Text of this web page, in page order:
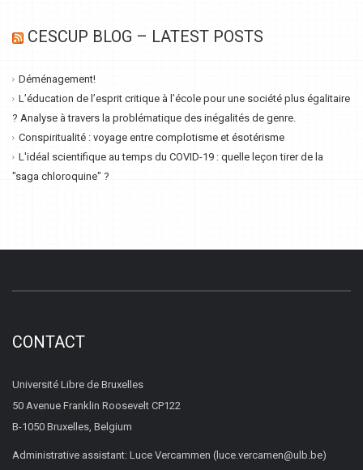
CESCUP BLOG – LATEST POSTS
Déménagement!
L’éducation de l’esprit critique à l’école pour une société plus égalitaire
? Analyse à travers la problématique des inégalités de genre.
Conspiritualité : voyage entre complotisme et ésotérisme
L'idéal scientifique au temps du COVID-19 : quelle leçon tirer de la
"saga chloroquine" ?
CONTACT
Université Libre de Bruxelles
50 Avenue Franklin Roosevelt CP122
B-1050 Bruxelles, Belgium
Administrative assistant: Luce Vercammen (luce.vercamen@ulb.be)